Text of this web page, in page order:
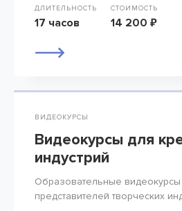
ДЛИТЕЛЬНОСТЬ
17 часов
СТОИМОСТЬ
14 200 ₽
ВИДЕОКУРСЫ
Видеокурсы для
индустрий
Образовательные видеокурсы
представителей творческих